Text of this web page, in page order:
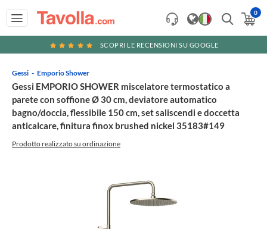
0
SCOPRI LE RECENSIONI SU GOOGLE
Gessi Emporio Shower
Gessi EMPORIO SHOWER miscelatore termostatico a
parete con soffione Ø 30 cm, deviatore automatico
bagno/doccia, flessibile 150 cm, set saliscendi e doccetta
anticalcare, finitura finox brushed nickel 35183#149
Prodotto realizzato su ordinazione